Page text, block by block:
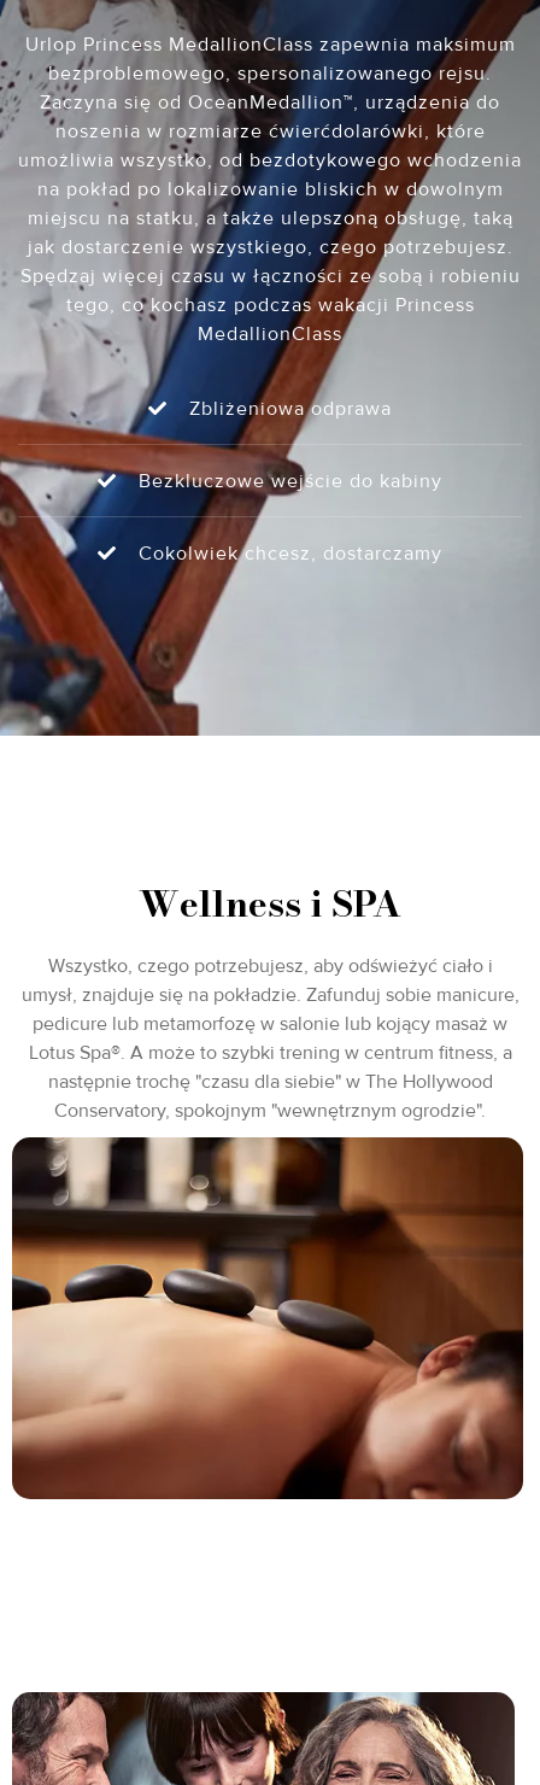
Urlop Princess MedallionClass zapewnia maksimum
bezproblemowego, spersonalizowanego rejsu.
Zaczyna się od OceanMedallion™, urządzenia do
noszenia w rozmiarze ćwierćdolarówki, które
umożliwia wszystko, od bezdotykowego wchodzenia
na pokład po lokalizowanie bliskich w dowolnym
miejscu na statku, a także ulepszoną obsługę, taką
jak dostarczenie wszystkiego, czego potrzebujesz.
Spędzaj więcej czasu w łączności ze sobą i robieniu
tego, co kochasz podczas wakacji Princess
MedallionClass
Zbliżeniowa odprawa
Bezkluczowe wejście do kabiny
Cokolwiek chcesz, dostarczamy
Wellness i SPA
Wszystko, czego potrzebujesz, aby odświeżyć ciało i
umysł, znajduje się na pokładzie. Zafunduj sobie manicure,
pedicure lub metamorfozę w salonie lub kojący masaż w
Lotus Spa®. A może to szybki trening w centrum fitness, a
następnie trochę "czasu dla siebie" w The Hollywood
Conservatory, spokojnym "wewnętrznym ogrodzie".